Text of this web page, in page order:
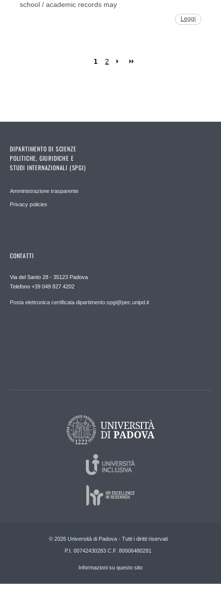
school / academic records may
Leggi
1 2
DIPARTIMENTO DI SCIENZE
POLITICHE, GIURIDICHE E
STUDI INTERNAZIONALI (SPGI)
Amministrazione trasparente
Privacy policies
CONTATTI
Via del Santo 28 - 35123 Padova
Telefono +39 049 827 4202
Posta elettronica certificata dipartimento.spgi@pec.unipd.it
© 2026 Università di Padova - Tutti i diritti riservati
P.I. 00742430283 C.F. 80006480281
Informazioni su questo sito